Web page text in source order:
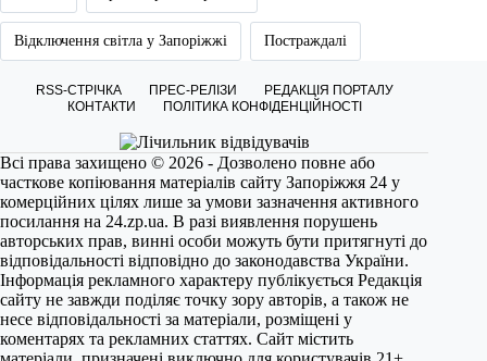
Відключення світла у Запоріжжі Постраждалі
RSS-СТРІЧКА ПРЕС-РЕЛІЗИ
РЕДАКЦІЯ ПОРТАЛУ
КОНТАКТИ
ПОЛІТИКА КОНФІДЕНЦІЙНОСТІ
Всі права захищено © 2026 - Дозволено повне або
часткове копіювання матеріалів сайту Запоріжжя 24 у
комерційних цілях лише за умови зазначення активного
посилання на 24.zp.ua. В разі виявлення порушень
авторських прав, винні особи можуть бути притягнуті до
відповідальності відповідно до законодавства України.
Інформація рекламного характеру публікується Редакція
сайту не завжди поділяє точку зору авторів, а також не
несе відповідальності за матеріали, розміщені у
коментарях та рекламних статтях. Сайт містить